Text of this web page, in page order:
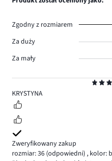
5
KRYSTYNA
Zweryfikowany zakup
rozmiar: 36 (odpowiedni) , kolor:
Zgodny z rozmiarem
Za duży
Za mały